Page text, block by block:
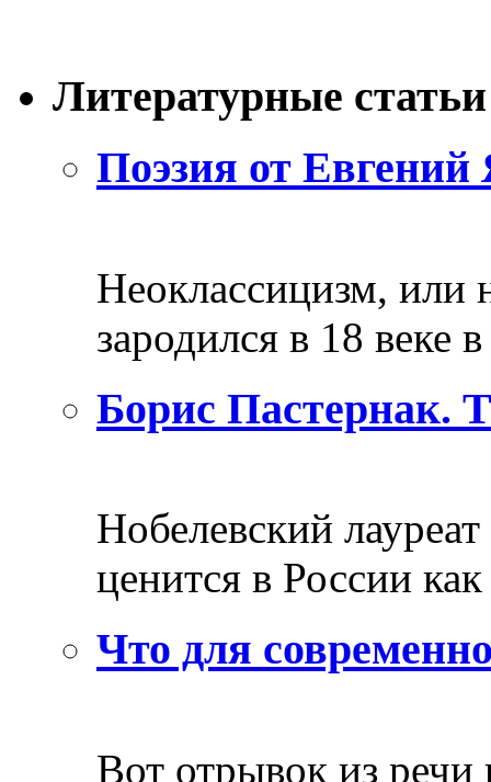
Литературные статьи
Поэзия от Евгений
Неоклассицизм, или
зародился в 18 веке
Борис Пастернак.
Нобелевский
ценится в России
Что для
Вот отрывок из